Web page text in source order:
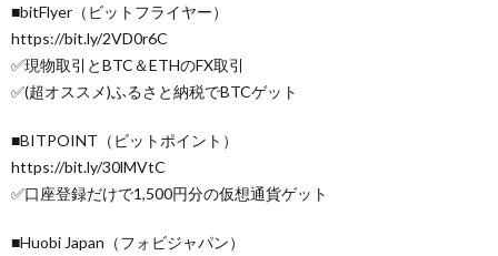
■bitFlyer（ビットフライヤー）
https://bit.ly/2VD0r6C
✅現物取引とBTC＆ETHのFX取引
✅(超オススメ)ふるさと納税でBTCゲット
■BITPOINT（ビットポイント）
https://bit.ly/30lMVtC
✅口座登録だけで1,500円分の仮想通貨ゲット
■Huobi Japan（フォビジャパン）